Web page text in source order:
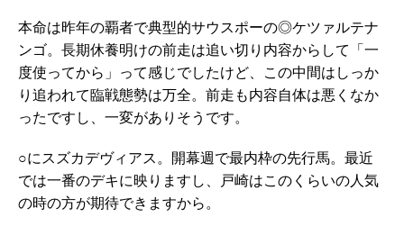
本命は昨年の覇者で典型的サウスポーの◎ケツァルテナ
ンゴ。長期休養明けの前走は追い切り内容からして「一
度使ってから」って感じでしたけど、この中間はしっか
り追われて臨戦態勢は万全。前走も内容自体は悪くなか
ったですし、一変がありそうです。
○にスズカデヴィアス。開幕週で最内枠の先行馬。最近
では一番のデキに映りますし、戸崎はこのくらいの人気
の時の方が期待できますから。